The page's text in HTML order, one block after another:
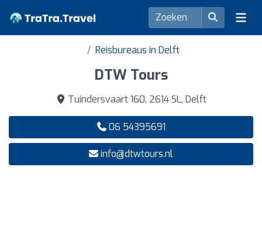
Reisbureaus in Delft
DTW Tours
Tuindersvaart 160, 2614 SL, Delft
06 54395691
info@dtwtours.nl